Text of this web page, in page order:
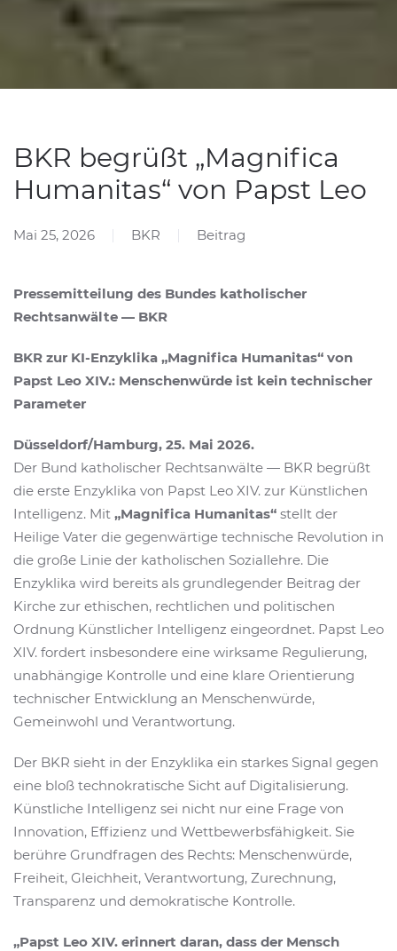
BKR begrüßt „Magnifica
Humanitas“ von Papst Leo
Mai 25, 2026 BKR Beitrag
Pressemitteilung des Bundes katholischer
Rechtsanwälte — BKR
BKR zur KI-Enzyklika „Magnifica Humanitas“ von
Papst Leo XIV.: Menschenwürde ist kein technischer
Parameter
Düsseldorf/Hamburg, 25. Mai 2026.
Der Bund katholischer Rechtsanwälte — BKR begrüßt
die erste Enzyklika von Papst Leo XIV. zur Künstlichen
Intelligenz. Mit „Magnifica Humanitas“ stellt der
Heilige Vater die gegenwärtige technische Revolution in
die große Linie der katholischen Soziallehre. Die
Enzyklika wird bereits als grundlegender Beitrag der
Kirche zur ethischen, rechtlichen und politischen
Ordnung Künstlicher Intelligenz eingeordnet. Papst Leo
XIV. fordert insbesondere eine wirksame Regulierung,
unabhängige Kontrolle und eine klare Orientierung
technischer Entwicklung an Menschenwürde,
Gemeinwohl und Verantwortung.
Der BKR sieht in der Enzyklika ein starkes Signal gegen
eine bloß technokratische Sicht auf Digitalisierung.
Künstliche Intelligenz sei nicht nur eine Frage von
Innovation, Effizienz und Wettbewerbsfähigkeit. Sie
berühre Grundfragen des Rechts: Menschenwürde,
Freiheit, Gleichheit, Verantwortung, Zurechnung,
Transparenz und demokratische Kontrolle.
„Papst Leo XIV. erinnert daran, dass der Mensch